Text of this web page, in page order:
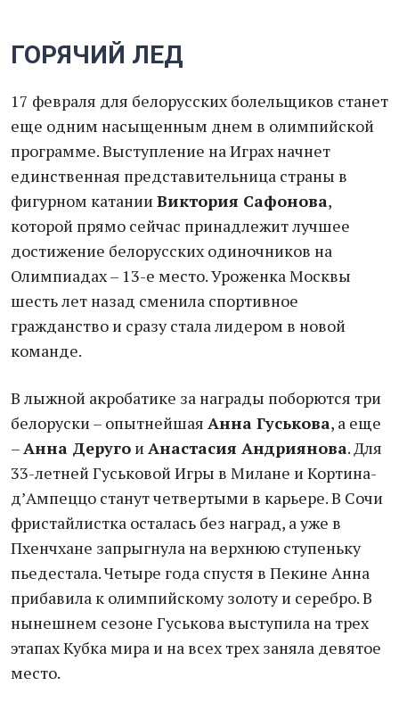
ГОРЯЧИЙ ЛЕД
17 февраля для белорусских болельщиков станет
еще одним насыщенным днем в олимпийской
программе. Выступление на Играх начнет
единственная представительница страны в
фигурном катании Виктория Сафонова,
которой прямо сейчас принадлежит лучшее
достижение белорусских одиночников на
Олимпиадах – 13-е место. Уроженка Москвы
шесть лет назад сменила спортивное
гражданство и сразу стала лидером в новой
команде.
В лыжной акробатике за награды поборются три
белоруски – опытнейшая Анна Гуськова, а еще
–Анна Деруго и Анастасия Андриянова. Для
33-летней Гуськовой Игры в Милане и Кортина-
д’Ампеццо станут четвертыми в карьере. В Сочи
фристайлистка осталась без наград, а уже в
Пхенчхане запрыгнула на верхнюю ступеньку
пьедестала. Четыре года спустя в Пекине Анна
прибавила к олимпийскому золоту и серебро. В
нынешнем сезоне Гуськова выступила на трех
этапах Кубка мира и на всех трех заняла девятое
место.